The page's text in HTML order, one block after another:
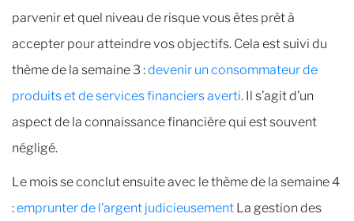
parvenir et quel niveau de risque vous êtes prêt à
accepter pour atteindre vos objectifs. Cela est suivi du
thème de la semaine 3 :devenir un consommateur de
produits et de services financiers averti. Il s’agit d’un
aspect de la connaissance financière qui est souvent
négligé.
Le mois se conclut ensuite avec le thème de la semaine 4
:emprunter de l’argent judicieusement La gestion des